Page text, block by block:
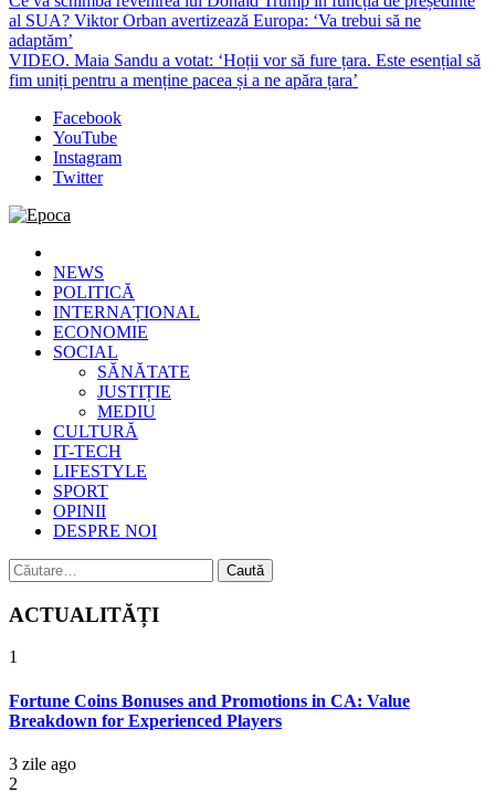
al SUA? Viktor Orban avertizează Europa: ‘Va trebui să ne
adaptăm’
VIDEO. Maia Sandu a votat: ‘Hoții vor să fure țara. Este esențial să
fim uniți pentru a menține pacea și a ne apăra țara’
Facebook
YouTube
Instagram
Twitter
Epoca
Cele mai noi știri online din România
NEWS
POLITICĂ
INTERNAȚIONAL
ECONOMIE
SOCIAL
SĂNĂTATE
JUSTIȚIE
MEDIU
CULTURĂ
IT-TECH
LIFESTYLE
SPORT
OPINII
DESPRE NOI
Caută
după:
ACTUALITĂȚI
1
Fortune Coins Bonuses and Promotions in CA: Value
Breakdown for Experienced Players
3 zile ago
2